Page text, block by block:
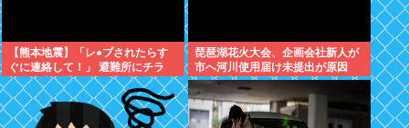
【熊本地震】「レ●プされたらす
ぐに連絡して！」 避難所にチラ
シ。 無料で緊急避妊薬を届けるシ
ステムを実現へ
琵琶湖花火大会、企画会社新人が
市へ河川使用届け未提出が原因
→Xで告知したらできると思った